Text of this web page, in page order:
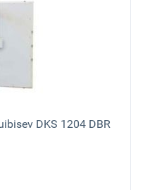
DKS 1204 DBR